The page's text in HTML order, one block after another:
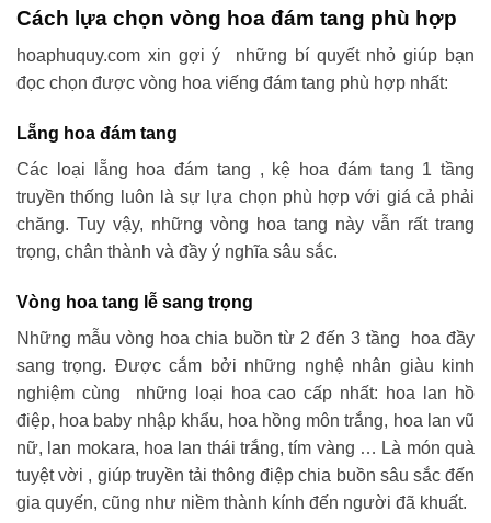
Cách lựa chọn vòng hoa đám tang phù hợp
hoaphuquy.com xin gợi ý những bí quyết nhỏ giúp bạn
đọc chọn được vòng hoa viếng đám tang phù hợp nhất:
Lẵng hoa đám tang
Các loại lẵng hoa đám tang , kệ hoa đám tang 1 tầng
truyền thống luôn là sự lựa chọn phù hợp với giá cả phải
chăng. Tuy vậy, những vòng hoa tang này vẫn rất trang
trọng, chân thành và đầy ý nghĩa sâu sắc.
Vòng hoa tang lễ sang trọng
Những mẫu vòng hoa chia buồn từ 2 đến 3 tầng hoa đầy
sang trọng. Được cắm bởi những nghệ nhân giàu kinh
nghiệm cùng những loại hoa cao cấp nhất: hoa lan hồ
điệp, hoa baby nhập khẩu, hoa hồng môn trắng, hoa lan vũ
nữ, lan mokara, hoa lan thái trắng, tím vàng … Là món quà
tuyệt vời , giúp truyền tải thông điệp chia buồn sâu sắc đến
gia quyến, cũng như niềm thành kính đến người đã khuất.